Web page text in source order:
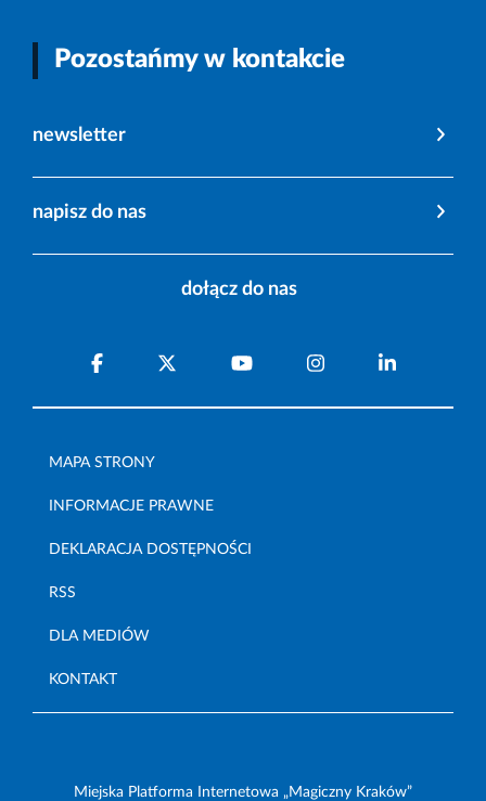
Pozostańmy w kontakcie
newsletter
napisz do nas
dołącz do nas
MAPA STRONY
INFORMACJE PRAWNE
DEKLARACJA DOSTĘPNOŚCI
RSS
DLA MEDIÓW
KONTAKT
Miejska Platforma Internetowa „Magiczny Kraków”